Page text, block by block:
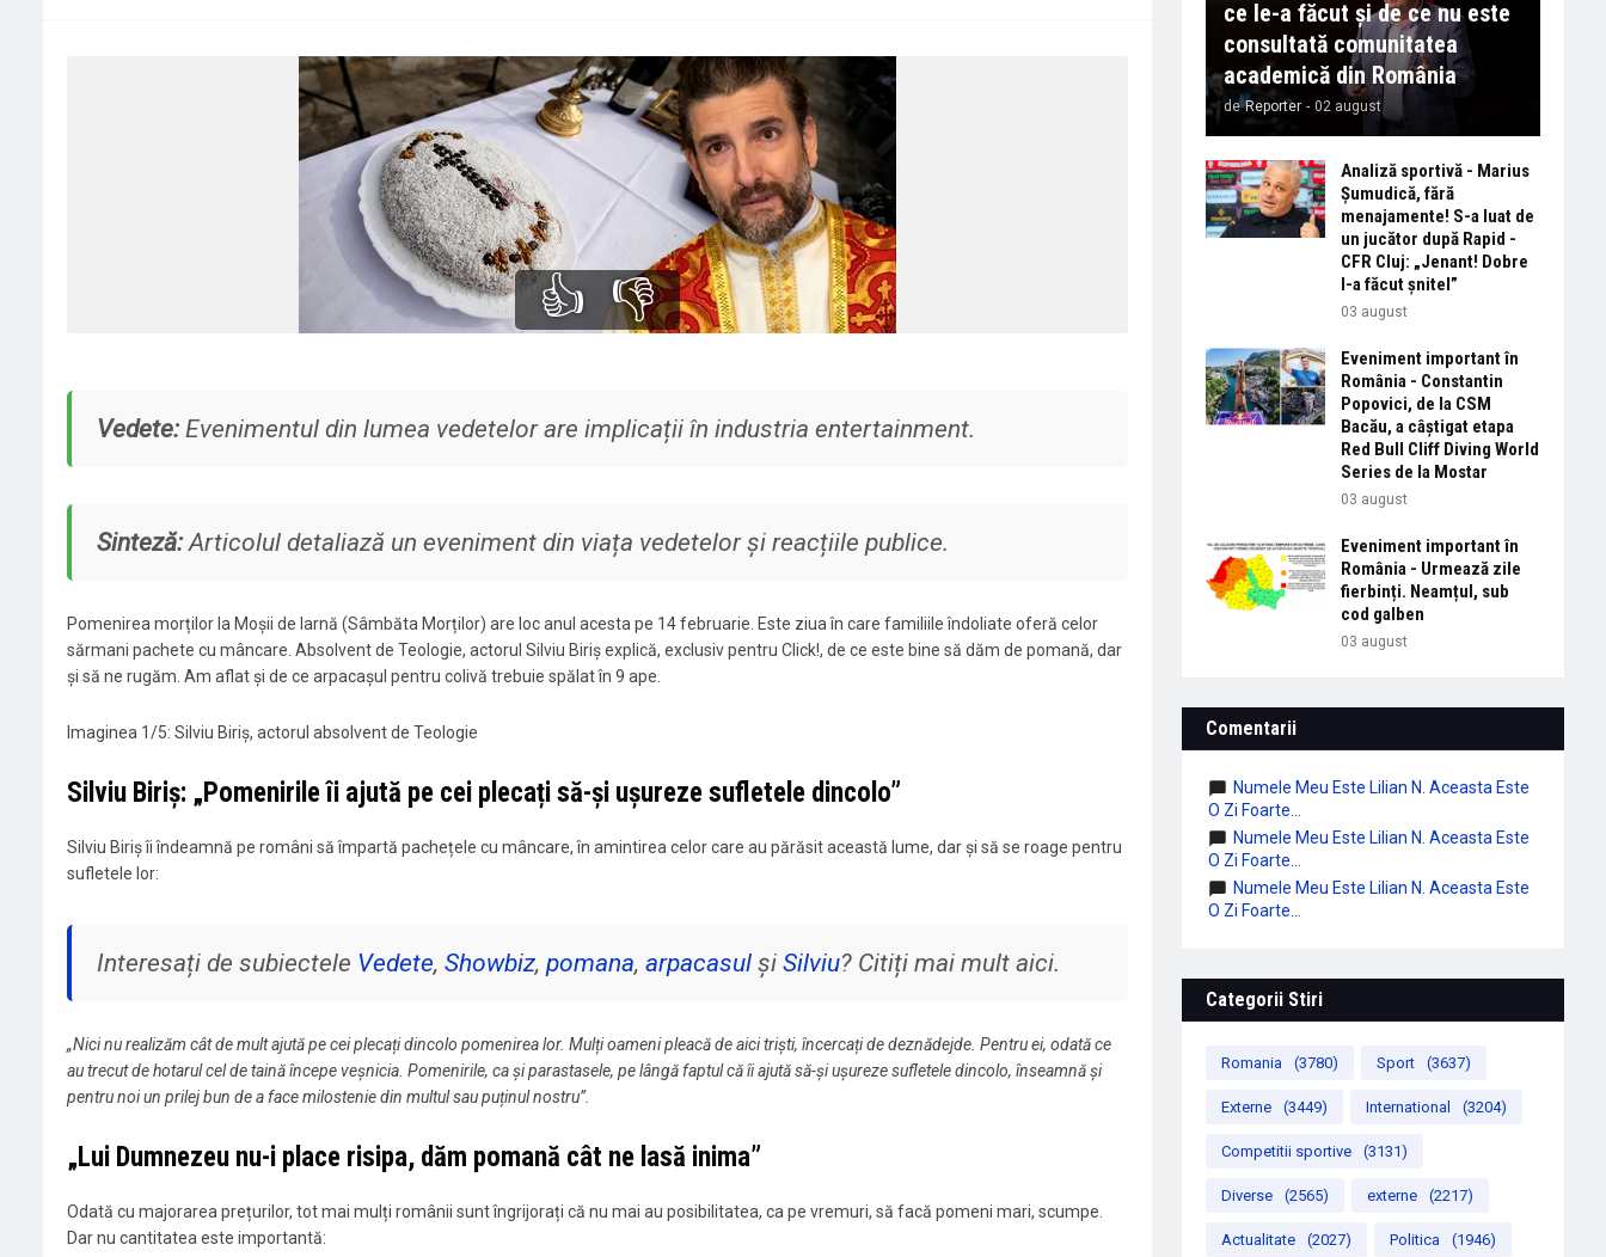
👍 👎
Vedete:Evenimentul din lumea vedetelor are implicații în industria entertainment.
Sinteză:Articolul detaliază un eveniment din viața vedetelor și reacțiile publice.
Pomenirea morților la Moșii de Iarnă (Sâmbăta Morților) are loc anul acesta pe 14 februarie. Este ziua în care familiile îndoliate oferă celor
sărmani pachete cu mâncare. Absolvent de Teologie, actorul Silviu Biriș explică, exclusiv pentru Click!, de ce este bine să dăm de pomană, dar
și să ne rugăm. Am aflat și de ce arpacașul pentru colivă trebuie spălat în 9 ape.
Imaginea 1/5: Silviu Biriș, actorul absolvent de Teologie
Silviu Biriș: „Pomenirile îi ajută pe cei plecați să-și ușureze sufletele dincolo”
Silviu Biriș îi îndeamnă pe români să împartă pachețele cu mâncare, în amintirea celor care au părăsit această lume, dar și să se roage pentru
sufletele lor:
Interesați de subiectele Vedete, Showbiz, pomana, arpacasulși Silviu? Citiți mai mult aici.
„Nici nu realizăm cât de mult ajută pe cei plecați dincolo pomenirea lor. Mulți oameni pleacă de aici triști, încercați de deznădejde. Pentru ei, odată ce
au trecut de hotarul cel de taină începe veșnicia. Pomenirile, ca și parastasele, pe lângă faptul că îi ajută să-și ușureze sufletele dincolo, înseamnă și
pentru noi un prilej bun de a face milostenie din multul sau puținul nostru”.
„Lui Dumnezeu nu-i place risipa, dăm pomană cât ne lasă inima”
Odată cu majorarea prețurilor, tot mai mulți românii sunt îngrijorați că nu mai au posibilitatea, ca pe vremuri, să facă pomeni mari, scumpe.
Dar nu cantitatea este importantă:
ce le-a făcut și de ce nu este
consultată comunitatea
academică din România
de Reporter - 02 august
Analiză sportivă - Marius
Șumudică, fără
menajamente! S-a luat de
un jucător după Rapid -
CFR Cluj: „Jenant! Dobre
l-a făcut șnitel”
03 august
Eveniment important în
România - Constantin
Popovici, de la CSM
Bacău, a câștigat etapa
Red Bull Cliff Diving World
Series de la Mostar
03 august
Eveniment important în
România - Urmează zile
fierbinți. Neamțul, sub
cod galben
03 august
Comentarii
Numele Meu Este Lilian N. Aceasta Este
O Zi Foarte...
Numele Meu Este Lilian N. Aceasta Este
O Zi Foarte...
Numele Meu Este Lilian N. Aceasta Este
O Zi Foarte...
Categorii Stiri
Romania (3780) Sport (3637)
Externe (3449) International (3204)
Competitii sportive (3131)
Diverse (2565) externe (2217)
Actualitate (2027) Politica (1946)